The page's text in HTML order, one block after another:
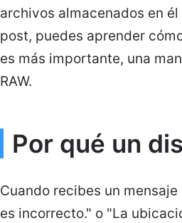
archivos almacenados en
post, puedes aprender
es más importante, una
RAW.
Por qué un
Cuando recibes un
es incorrecto." o "La